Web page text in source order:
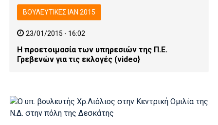
ΒΟΥΛΕΥΤΙΚΕΣ ΙΑΝ 2015
23/01/2015 - 16:02
Η προετοιμασία των υπηρεσιών της Π.Ε.
Γρεβενών για τις εκλογές (video}